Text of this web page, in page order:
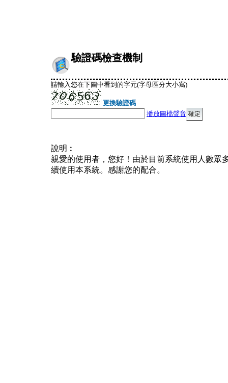
驗證碼檢查機制
請輸入您在下圖中看到的字元(字母區分大小寫)
更換驗證碼
播放圖檔聲音
說明︰
親愛的使用者，您好！由於目前系統使用人數眾
續使用本系統。感謝您的配合。